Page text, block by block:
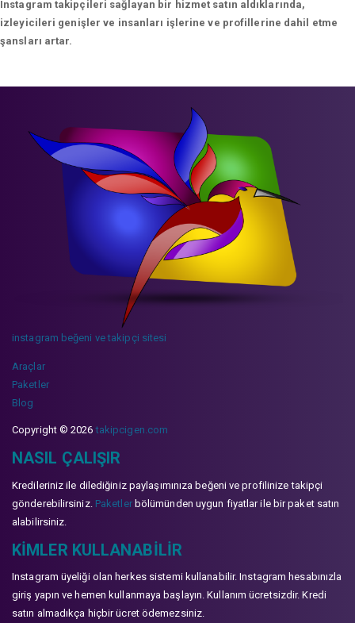
Instagram takipçileri sağlayan bir hizmet satın aldıklarında,
izleyicileri genişler ve insanları işlerine ve profillerine dahil etme
şansları artar.
instagram beğeni ve takipçi sitesi
Araçlar
Paketler
Blog
Copyright © 2026takipcigen.com
NASIL ÇALIŞIR
Kredileriniz ile dilediğiniz paylaşımınıza beğeni ve profilinize takipçi
gönderebilirsiniz. Paketlerbölümünden uygun fiyatlar ile bir paket satın
alabilirsiniz.
KIMLER KULLANABILIR
Instagram üyeliği olan herkes sistemi kullanabilir. Instagram hesabınızla
giriş yapın ve hemen kullanmaya başlayın. Kullanım ücretsizdir. Kredi
satın almadıkça hiçbir ücret ödemezsiniz.